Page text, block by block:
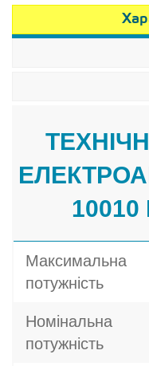
10010
Максимальна
потужність
Номінальна
потужність